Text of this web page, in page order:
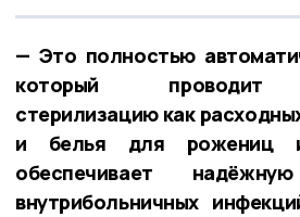
— Это полностью
который проводит
стерилизацию как
и белья для рожениц
обеспечивает
внутрибольничных